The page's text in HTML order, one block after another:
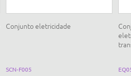
Conjunto eletricidade
SCN-F005